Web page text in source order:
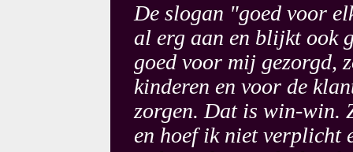
De slogan "goed voor
al erg aan en blijkt ook
goed voor mij gezorgd,
kinderen en voor de
zorgen. Dat is win-win.
en hoef ik niet verplicht